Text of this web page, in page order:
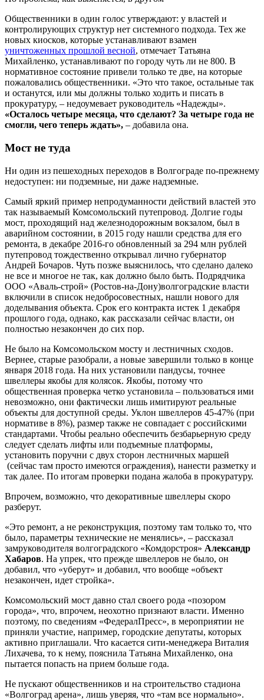
Общественники в один голос утверждают: у властей и
контролирующих структур нет системного подхода. Тех же
новых киосков, которые устанавливают взамен
уничтоженных прошлой весной, отмечает Татьяна
Михайленко, устанавливают по городу чуть ли не 800. В
нормативное состояние привели только те две, на которые
пожаловались общественники. «Это что такое, остальные так
и останутся, или мы должны только ходить и писать в
прокуратуру, – недоумевает руководитель «Надежды».
«Осталось четыре месяца, что сделают? За четыре года не
смогли, чего теперь ждать», – добавила она.
Мост не туда
Ни один из пешеходных переходов в Волгограде по-прежнему
недоступен: ни подземные, ни даже надземные.
Самый яркий пример непродуманности действий властей это
так называемый Комсомольский путепровод. Долгие годы
мост, проходящий над железнодорожным вокзалом, был в
аварийном состоянии, в 2015 году нашли средства для его
ремонта, в декабре 2016-го обновленный за 294 млн рублей
путепровод тождественно открывал лично губернатор
Андрей Бочаров. Чуть позже выяснилось, что сделано далеко
не все и многое не так, как должно было быть. Подрядчика
ООО «Аваль-строй» (Ростов-на-Дону)волгоградские власти
включили в список недобросовестных, нашли нового для
доделывания объекта. Срок его контракта истек 1 декабря
прошлого года, однако, как рассказали сейчас власти, он
полностью незакончен до сих пор.
Не было на Комсомольском мосту и лестничных сходов.
Вернее, старые разобрали, а новые завершили только в конце
января 2018 года. На них установили пандусы, точнее
швеллеры якобы для колясок. Якобы, потому что
общественная проверка четко установила – пользоваться ими
невозможно, они фактически лишь имитируют реальные
объекты для доступной среды. Уклон швеллеров 45-47% (при
нормативе в 8%), размер также не совпадает с российскими
стандартами. Чтобы реально обеспечить безбарьерную среду
следует сделать лифты или подъемные платформы,
установить поручни с двух сторон лестничных маршей
(сейчас там просто имеются ограждения), нанести разметку и
так далее. По итогам проверки подана жалоба в прокуратуру.
Впрочем, возможно, что декоративные швеллеры скоро
разберут.
«Это ремонт, а не реконструкция, поэтому там только то, что
было, параметры технические не менялись», – рассказал
замруководителя волгоградского «Комдорстроя» Александр
Хабаров. На упрек, что прежде швеллеров не было, он
добавил, что «уберут» и добавил, что вообще «объект
незакончен, идет стройка».
Комсомольский мост давно стал своего рода «позором
города», что, впрочем, неохотно признают власти. Именно
поэтому, по сведениям «ФедералПресс», в мероприятии не
приняли участие, например, городские депутаты, которых
активно приглашали. Что касается сити-менеджера Виталия
Лихачева, то к нему, пояснила Татьяна Михайленко, она
пытается попасть на прием больше года.
Не пускают общественников и на строительство стадиона
«Волгоград арена», лишь уверяя, что «там все нормально».